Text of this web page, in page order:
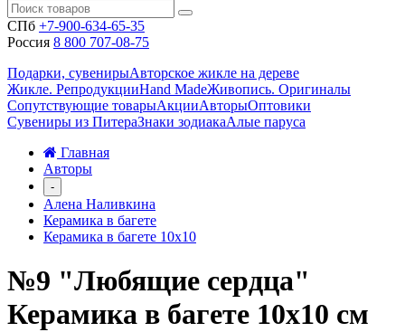
СПб +7-900-634-65-35
Россия 8 800 707-08-75
Подарки, сувенирыАвторское жикле на дереве
Жикле. РепродукцииHand MadeЖивопись. Оригиналы
Сопутствующие товарыАкцииАвторыОптовики
Сувениры из ПитераЗнаки зодиакаАлые паруса
Главная
Авторы
-
Алена Наливкина
Керамика в багете
Керамика в багете 10х10
№9 "Любящие сердца"
Керамика в багете 10х10 см